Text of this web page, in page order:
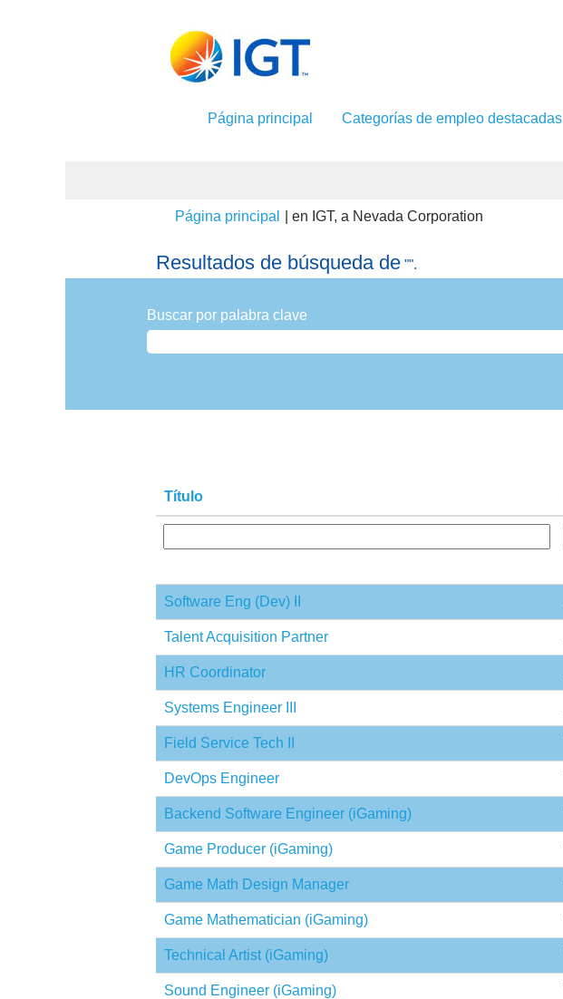
Página principal Categorías de empleo destacadas
Página principal en IGT, a Nevada Corporation
Resultados de búsqueda de "".
Buscar por palabra clave
Título
Software Eng (Dev) II
Talent Acquisition Partner
HR Coordinator
Systems Engineer III
Field Service Tech II
DevOps Engineer
Backend Software Engineer (iGaming)
Game Producer (iGaming)
Game Math Design Manager
Game Mathematician (iGaming)
Technical Artist (iGaming)
Sound Engineer (iGaming)